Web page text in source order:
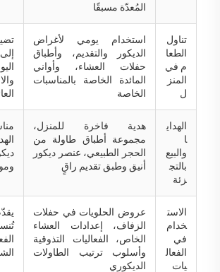
المُعدّة مسبقًا
تناول
الطعا
م في
المنز
ل
استخدام يومي لأغراض
الديكور والتقديم، وأطباق
حفلات العشاء، وأواني
المائدة الخاصة بالمناسبات
الخاصة
الهداي
ا
والبيع
بالتج
زئة
هدية فاخرة للمنزل،
مجموعة أطباق طاولة من
الحجر الطبيعي، عنصر ديكور
أنيق وطبق تقديم راقٍ
الاست
خدام
في
الفعال
يات
عروض الحلويات في حفلات
الزفاف، إعدادات العشاء
الخاص، الفعاليات التذوقية
وأسلوب ترتيب الطاولات
الديكوري